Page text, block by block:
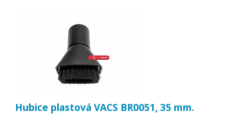
Hubice plastová VACS BR0051, 35 mm.